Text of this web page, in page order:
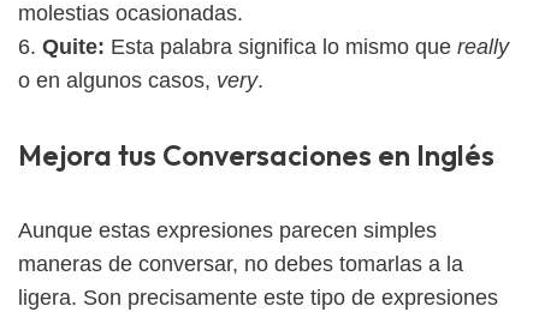
molestias ocasionadas.
6. Quite: Esta palabra significa lo mismo que really
o en algunos casos, very.
Mejora tus Conversaciones en Inglés
Aunque estas expresiones parecen simples
maneras de conversar, no debes tomarlas a la
ligera. Son precisamente este tipo de expresiones